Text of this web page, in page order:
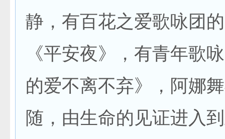
静，有百花之爱歌咏团
《平安夜》，有青年歌
的爱不离不弃》，阿娜
随，由生命的见证进入